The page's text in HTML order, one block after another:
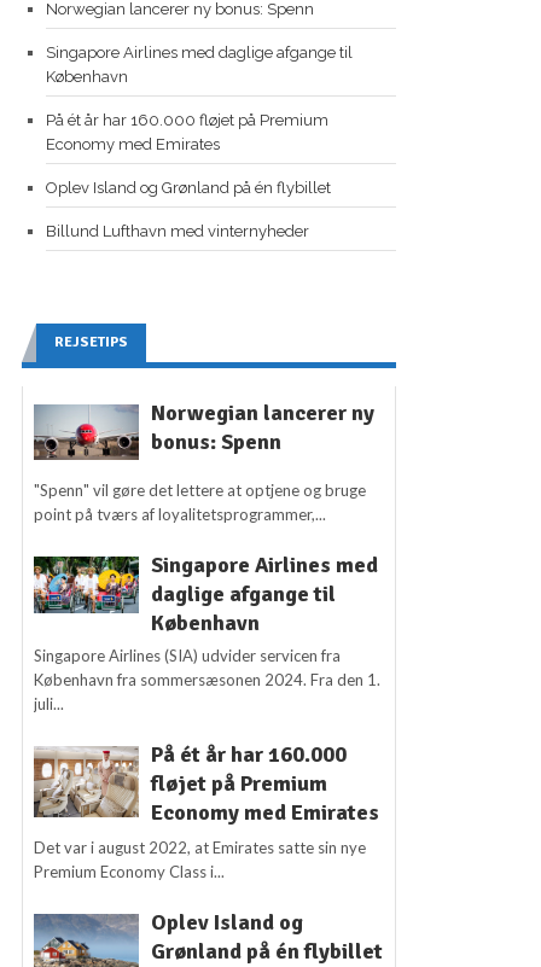
Norwegian lancerer ny bonus: Spenn
Singapore Airlines med daglige afgange til
København
På ét år har 160.000 fløjet på Premium
Economy med Emirates
Oplev Island og Grønland på én flybillet
Billund Lufthavn med vinternyheder
REJSETIPS
Norwegian lancerer ny
bonus: Spenn
"Spenn" vil gøre det lettere at optjene og bruge
point på tværs af loyalitetsprogrammer,...
Singapore Airlines med
daglige afgange til
København
Singapore Airlines (SIA) udvider servicen fra
København fra sommersæsonen 2024. Fra den 1.
juli...
På ét år har 160.000
fløjet på Premium
Economy med Emirates
Det var i august 2022, at Emirates satte sin nye
Premium Economy Class i...
Oplev Island og
Grønland på én flybillet